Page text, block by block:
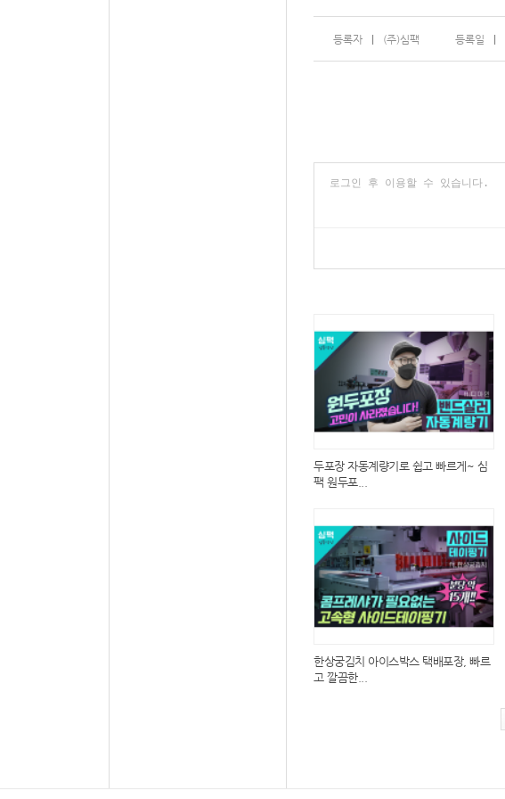
등록자 (주)심팩 등록일
두포장 자동계량기로 쉽고 빠르게~ 심
팩 원두포...
한상궁김치 아이스박스 택배포장, 빠르
고 깔끔한...